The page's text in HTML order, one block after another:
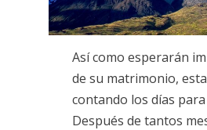
Así como esperarán
de su matrimonio,
contando los días
Después de tantos